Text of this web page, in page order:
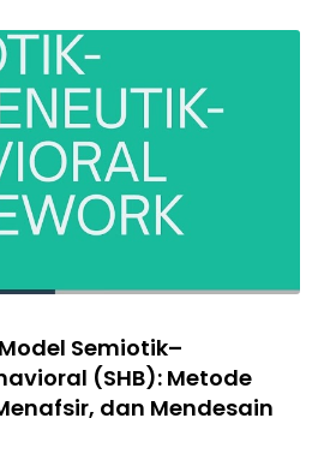
Semiotik–
(SHB): Metode
dan Mendesain